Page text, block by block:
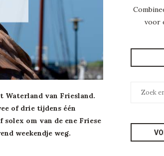
Waterland van Friesland.
of drie tijdens één
om van de ene Friese
weekendje weg.
voor